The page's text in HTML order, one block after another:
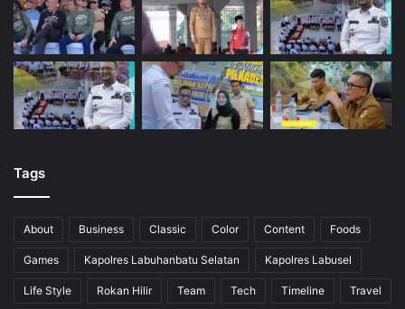
Tags
About Business Classic Color Content Foods
Games Kapolres Labuhanbatu Selatan Kapolres Labusel
Life Style Rokan Hilir Team Tech Timeline Travel